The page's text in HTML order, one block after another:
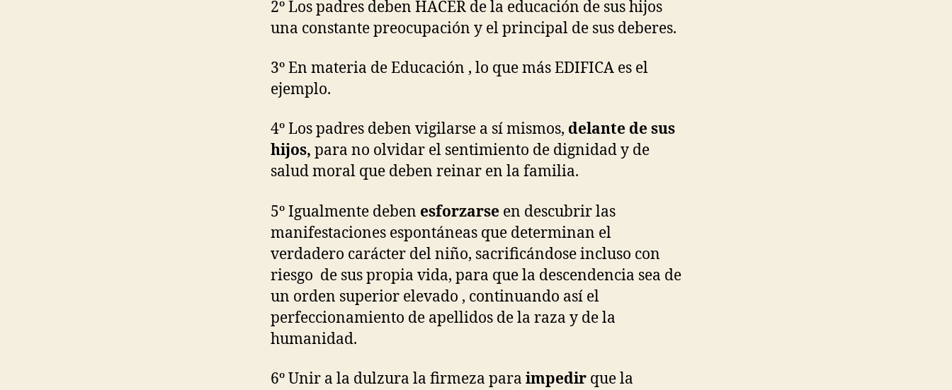
2º Los padres deben HACER de la educación de sus hijos
una constante preocupación y el principal de sus deberes.
3º En materia de Educación , lo que más EDIFICA es el
ejemplo.
4º Los padres deben vigilarse a sí mismos, delante de sus
hijos, para no olvidar el sentimiento de dignidad y de
salud moral que deben reinar en la familia.
5º Igualmente deben esforzarse en descubrir las
manifestaciones espontáneas que determinan el
verdadero carácter del niño, sacrificándose incluso con
riesgo de sus propia vida, para que la descendencia sea de
un orden superior elevado , continuando así el
perfeccionamiento de apellidos de la raza y de la
humanidad.
6º Unir a la dulzura la firmeza para impedir que la